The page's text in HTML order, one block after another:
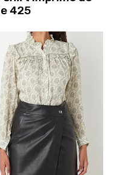
425